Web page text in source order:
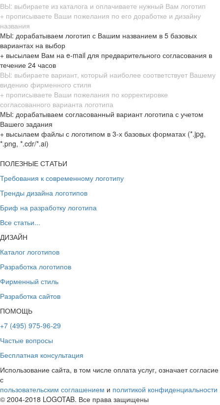
ВЫ: выбираете из каталога и оплачиваете нужный Вам логотип
+ прописываете Ваши пожелания по его доработке и дизайну
названия
МЫ: дорабатываем логотип с Вашим названием в 5 базовых
вариантах на выбор
+ высылаем Вам на e-mail для предварительного согласования в
течение 24 часов
ВЫ: выбираете вариант, который наиболее соответствует Вашему
видению фирменного стиля
+ прописываете Ваши пожелания по корректировке
согласованного варианта логотипа
МЫ: дорабатываем согласованный вариант логотипа с учетом
Вашего задания
+ высылаем файлы с логотипом в 3-х базовых форматах (*.jpg,
*.png, *.cdr/*.ai)
ПОЛЕЗНЫЕ СТАТЬИ
Требования к современному логотипу
Тренды дизайна логотипов
Бриф на разработку логотипа
Все статьи...
ДИЗАЙН
Каталог логотипов
Разработка логотипов
Фирменный стиль
Разработка сайтов
ПОМОЩЬ
+7 (495) 975-96-29
Частые вопросы
Бесплатная консультация
Использование сайта, в том числе оплата услуг, означает согласие
с
пользовательским соглашением и политикой конфиденциальности
© 2004-2018 LOGOTAB. Все права защищены